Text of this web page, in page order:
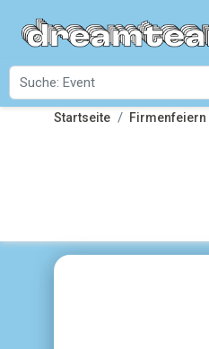
Startseite Firmenfeiern